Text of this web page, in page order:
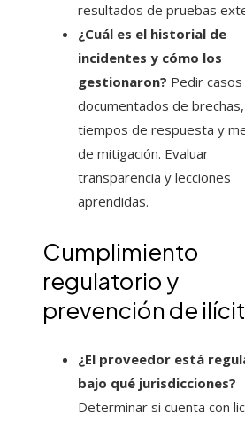
resultados de pruebas
¿Cuál es el historial de
incidentes y cómo los
gestionaron? Pedir casos
documentados de brechas,
tiempos de respuesta y
de mitigación. Evaluar
transparencia y lecciones
aprendidas.
Cumplimiento
regulatorio y
prevención de
¿El proveedor está
bajo qué jurisdicciones?
Determinar si cuenta con